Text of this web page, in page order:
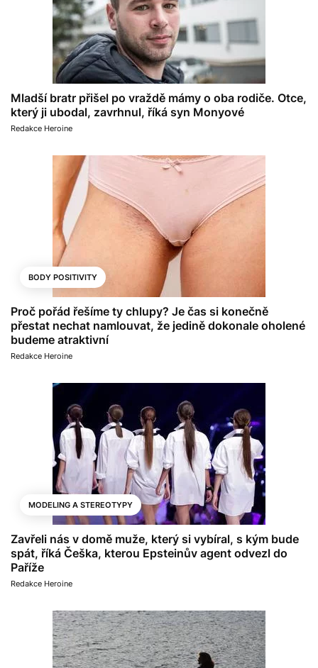
Mladší bratr přišel po vraždě mámy o oba rodiče. Otce,
který ji ubodal, zavrhnul, říká syn Monyové
Redakce Heroine
BODY POSITIVITY
Proč pořád řešíme ty chlupy? Je čas si konečně
přestat nechat namlouvat, že jedině dokonale oholené
budeme atraktivní
Redakce Heroine
MODELING A STEREOTYPY
Zavřeli nás v domě muže, který si vybíral, s kým bude
spát, říká Češka, kterou Epsteinův agent odvezl do
Paříže
Redakce Heroine